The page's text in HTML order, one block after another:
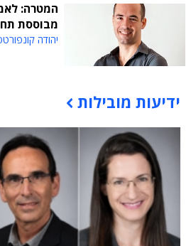
המטרה:
מבוססת
יהודה
תוכן פרסומי
ידיעות מובילות